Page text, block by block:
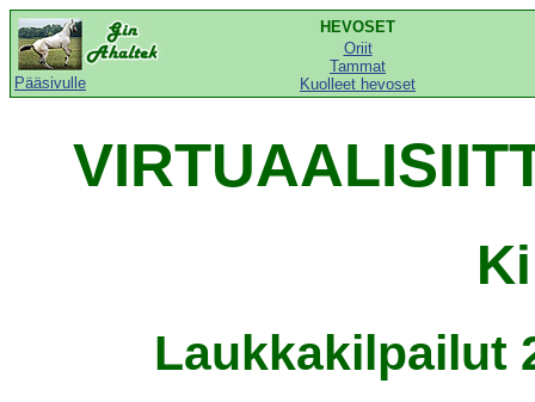
Pääsivulle
HEVOSET
Oriit
Tammat
Kuolleet hevoset
Laukkakilpailut